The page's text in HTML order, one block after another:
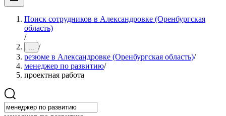
Поиск сотрудников в Александровке (Оренбургская
область)
/
... /
резюме в Александровке (Оренбургская область)/
менеджер по развитию/
проектная работа